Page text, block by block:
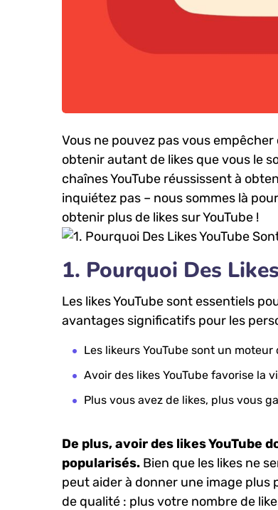
Vous ne pouvez pas vous
obtenir autant de likes⁤ que vous⁣ le
chaînes YouTube réussissent à
inquiétez pas – nous sommes⁢ là
obtenir plus de ⁢likes sur YouTube⁤ !
1. Pourquoi ⁢Des
Les⁤ likes YouTube ⁤sont essentiels
avantages significatifs pour les⁣
Les likeurs YouTube sont un
Avoir des ‌likes YouTube favorise la​
Plus vous avez de likes,‌ plus vous
De plus, avoir des likes​ YouTube
popularisés. Bien ‌que les likes ne
peut aider à⁢ donner une image plus‌
de qualité : plus votre nombre de